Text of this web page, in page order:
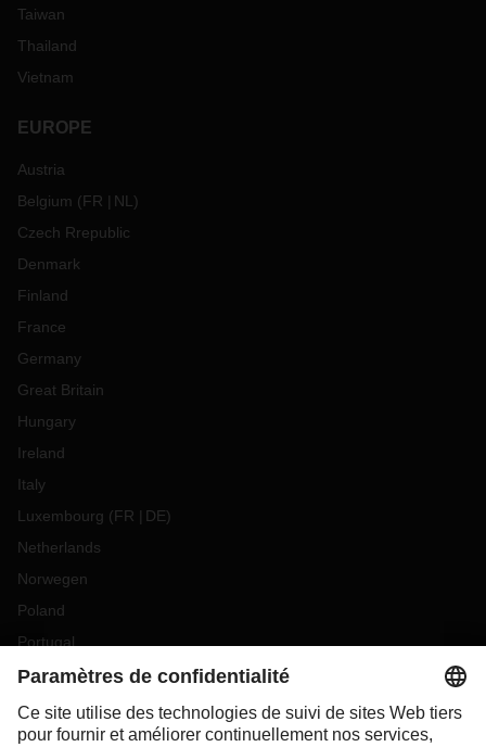
Taiwan
Thailand
Vietnam
EUROPE
Austria
Belgium (FR NL )
Czech Rrepublic
Denmark
Finland
France
Germany
Great Britain
Hungary
Ireland
Italy
Luxembourg (FR DE)
Netherlands
Norwegen
Poland
Portugal
Romania
Slovakia
Spain